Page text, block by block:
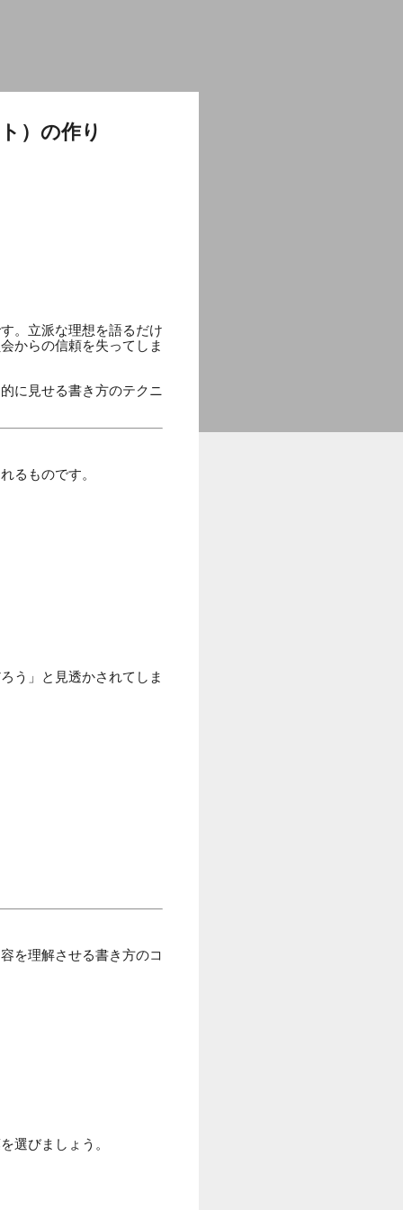
）の作り
。立派な理想を語るだけ
からの信頼を失ってしま
に見せる書き方のテクニ
るものです。
う」と見透かされてしま
を理解させる書き方のコ
選びましょう。